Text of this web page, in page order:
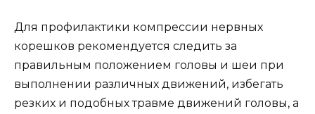
Для профилактики компрессии нервных
корешков рекомендуется следить за
правильным положением головы и шеи при
выполнении различных движений, избегать
резких и подобных травме движений головы, а